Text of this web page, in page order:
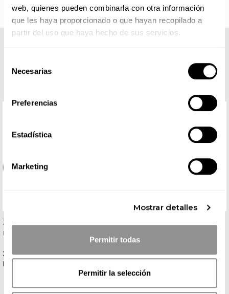
web, quienes pueden combinarla con otra información
que les haya proporcionado o que hayan recopilado a
partir del uso que haya hecho de sus servicios.
Necesarias
Preferencias
Estadística
Marketing
Mostrar detalles
Permitir todas
Permitir la selección
COMPLETA TU LOOK
Zueco Eva Negro
Ultraligero Antibacteriano -
Precio
20,25 € + IVA
Disponible 24 / 48 H
Precio
54,13 € + IVA